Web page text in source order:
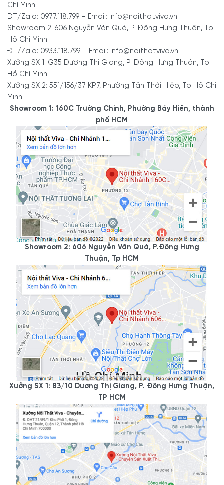
Chí Minh
ĐT/Zalo: 0977.118.799 – Email: info@noithatviva.vn
Showroom 2: 606 Nguyễn Văn Quá, P. Đông Hưng Thuận, Tp
Hồ Chí Minh
ĐT/Zalo: 0933.118.799 – Email: info@noithatviva.vn
Xưởng SX 1: G35 Dương Thị Giang, P. Đông Hưng Thuận, Tp
Hồ Chí Minh
Xưởng SX 2: 551/156/37 KP7, Phường Tân Thới Hiệp, Tp Hồ Chí
Minh
Showroom 1: 160C Trường Chinh, Phường Bảy Hiền, thành
phố HCM
Showroom 2: 606 Nguyễn Văn Quá, P.Đông Hưng
Thuận, Tp HCM
Xưởng SX 1: 83/10 Dương Thị Giang, P. Đông Hưng Thuận,
TP HCM